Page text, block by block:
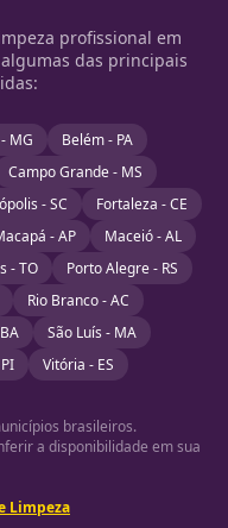
profissional em
das principais
MG
Belém - PA
Campo Grande - MS
- SC
Fortaleza - CE
- AP
Maceió - AL
- TO
Porto Alegre - RS
Rio Branco - AC
São Luís - MA
Vitória - ES
brasileiros.
a disponibilidade em sua
Limpeza